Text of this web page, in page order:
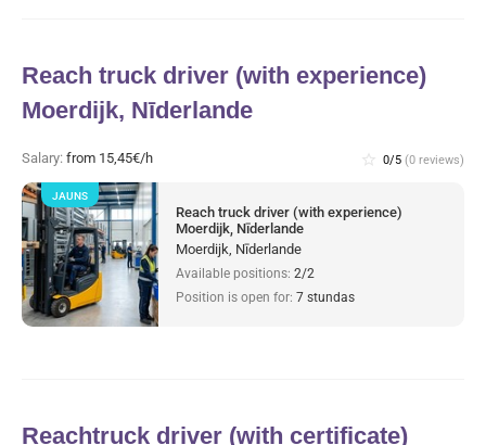
Reach truck driver (with experience)
Moerdijk, Nīderlande
Salary: from 15,45€/h star_border 0/5 (0 reviews)
Reach truck driver (with experience)
Moerdijk, Nīderlande
Moerdijk, Nīderlande
Available positions: 2/2
Position is open for: 7 stundas
JAUNS
Reachtruck driver (with certificate)